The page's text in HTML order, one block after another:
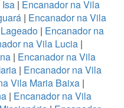
| Encanador na Vila
| Encanador na Vila
| Encanador na
na Vila Lucia|
| Encanador na Vila
| Encanador na Vila
Vila Maria Baixa|
| Encanador na Vila